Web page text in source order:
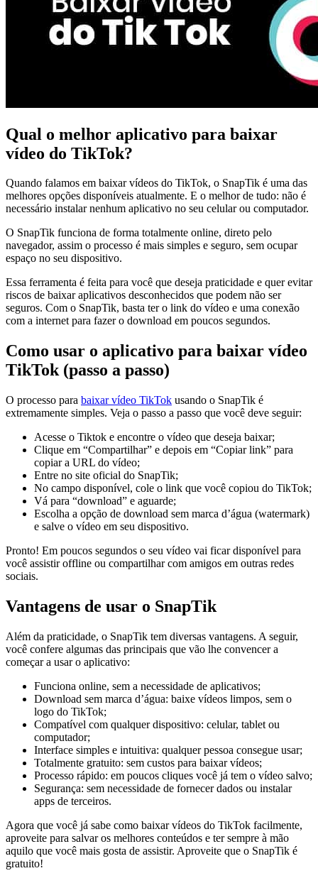
Qual o melhor aplicativo para baixar
vídeo do TikTok?
Quando falamos em baixar vídeos do TikTok, o SnapTik é uma das
melhores opções disponíveis atualmente. E o melhor de tudo: não é
necessário instalar nenhum aplicativo no seu celular ou computador.
O SnapTik funciona de forma totalmente online, direto pelo
navegador, assim o processo é mais simples e seguro, sem ocupar
espaço no seu dispositivo.
Essa ferramenta é feita para você que deseja praticidade e quer evitar
riscos de baixar aplicativos desconhecidos que podem não ser
seguros. Com o SnapTik, basta ter o link do vídeo e uma conexão
com a internet para fazer o download em poucos segundos.
Como usar o aplicativo para baixar vídeo
TikTok (passo a passo)
O processo para baixar vídeo TikTok usando o SnapTik é
extremamente simples. Veja o passo a passo que você deve seguir:
Acesse o Tiktok e encontre o vídeo que deseja baixar;
Clique em “Compartilhar” e depois em “Copiar link” para
copiar a URL do vídeo;
Entre no site oficial do SnapTik;
No campo disponível, cole o link que você copiou do TikTok;
Vá para “download” e aguarde;
Escolha a opção de download sem marca d’água (watermark)
e salve o vídeo em seu dispositivo.
Pronto! Em poucos segundos o seu vídeo vai ficar disponível para
você assistir offline ou compartilhar com amigos em outras redes
sociais.
Vantagens de usar o SnapTik
Além da praticidade, o SnapTik tem diversas vantagens. A seguir,
você confere algumas das principais que vão lhe convencer a
começar a usar o aplicativo:
Funciona online, sem a necessidade de aplicativos;
Download sem marca d’água: baixe vídeos limpos, sem o
logo do TikTok;
Compatível com qualquer dispositivo: celular, tablet ou
computador;
Interface simples e intuitiva: qualquer pessoa consegue usar;
Totalmente gratuito: sem custos para baixar vídeos;
Processo rápido: em poucos cliques você já tem o vídeo salvo;
Segurança: sem necessidade de fornecer dados ou instalar
apps de terceiros.
Agora que você já sabe como baixar vídeos do TikTok facilmente,
aproveite para salvar os melhores conteúdos e ter sempre à mão
aquilo que você mais gosta de assistir. Aproveite que o SnapTik é
gratuito!